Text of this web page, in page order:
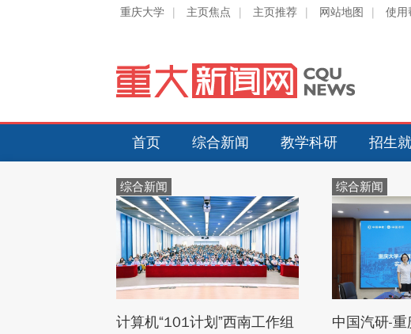
重庆大学 | 主页焦点 | 主页推荐 | 网站地图 | 使用
首页 综合新闻 教学科研 招生
综合新闻
计算机“101计划”西南工作组
综合新闻
中国汽研-